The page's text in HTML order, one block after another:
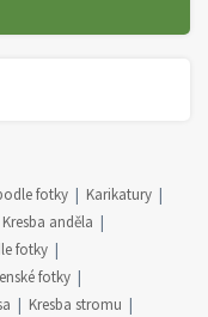
fotky
Karikatury
Kresba anděla
fotky
fotky
Kresba stromu